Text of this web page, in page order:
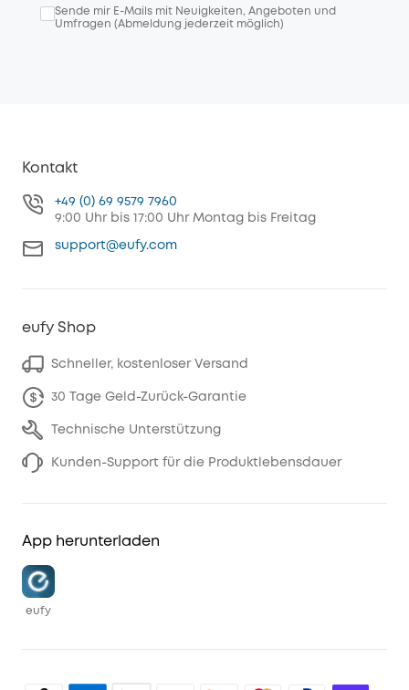
Sende mir E-Mails mit Neuigkeiten, Angeboten und
Umfragen (Abmeldung jederzeit möglich)
Kontakt
+49 (0) 69 9579 7960
9:00 Uhr bis 17:00 Uhr Montag bis Freitag
support@eufy.com
eufy Shop
Schneller, kostenloser Versand
30 Tage Geld-Zurück-Garantie
Technische Unterstützung
Kunden-Support für die Produktlebensdauer
App herunterladen
eufy